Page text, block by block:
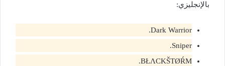
بالإنجليزي:
Dark Warrior.
Sniper.
BŁΛCKŠTØŔM.